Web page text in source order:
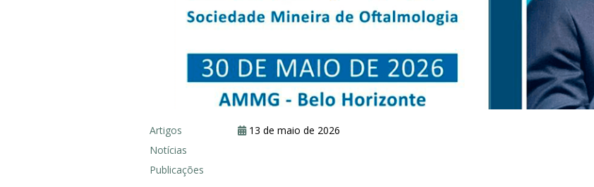
Artigos
Notícias
Publicações
13 de maio de 2026